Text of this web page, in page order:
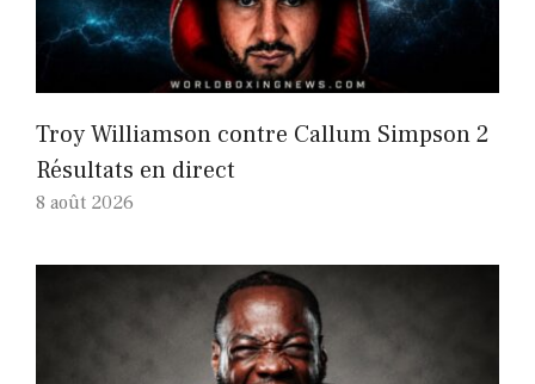
Troy Williamson contre Callum Simpson 2
Résultats en direct
8 août 2026